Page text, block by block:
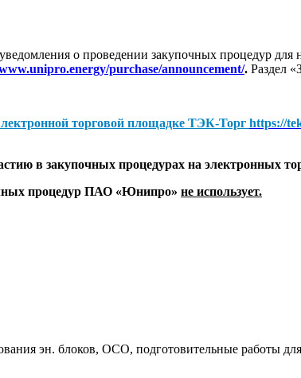
о проведении закупочных процедур
purchase/announcement/. Раздел
торговой площадке ТЭК-Торг https://
в закупочных процедурах на электронных
процедур ПАО «Юнипро» не использует.
эн. блоков, ОСО, подготовительные работы